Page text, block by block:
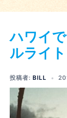
ハワイ
ルライト
投稿者: BILL